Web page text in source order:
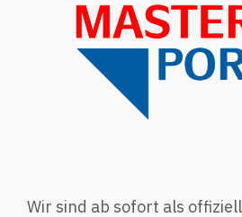
Wir sind ab sofort als